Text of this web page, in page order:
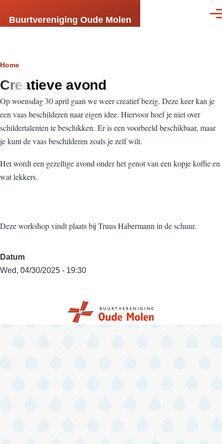
Buurtvereniging Oude Molen
Breadcrumb
Home
Creatieve avond
Op woensdag 30 april gaan we weer creatief bezig. Deze keer kan je
een vaas beschilderen naar eigen idee. Hiervoor hoef je niet over
schildertalenten te beschikken. Er is een voorbeeld beschikbaar, maar
je kunt de vaas beschilderen zoals je zelf wilt.
Het wordt een gezellige avond onder het genot van een kopje koffie en
wat lekkers.
Deze workshop vindt plaats bij Truus Habermann in de schuur.
Datum
Wed, 04/30/2025 - 19:30